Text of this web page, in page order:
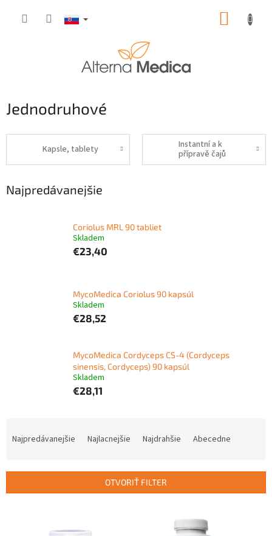
Jednodruhové
Kapsle, tablety
Instantní a k
přípravě čajů
Najpredávanejšie
Coriolus MRL 90 tabliet
Skladem
€23,40
MycoMedica Coriolus 90 kapsúl
Skladem
€28,52
MycoMedica Cordyceps CS-4 (Cordyceps
sinensis, Cordyceps) 90 kapsúl
Skladem
€28,11
i
Najpredávanejšie Najlacnejšie Najdrahšie Abecedne
OTVORIŤ FILTER